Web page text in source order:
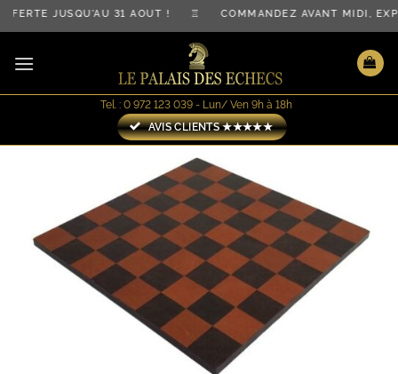
Passer
au
contenu
JUSQU'AU 31 AOÛT ! ♖ COMMANDEZ AVANT MIDI,
Tel. : 0 972 123 039 - Lun/ Ven 9h à 18h
AVIS CLIENTS ★★★★★